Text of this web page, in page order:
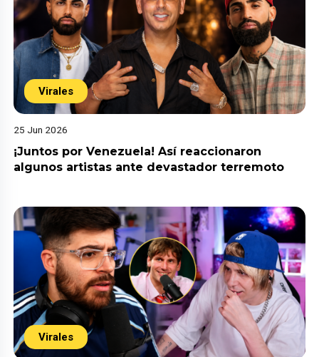
Virales
25 Jun 2026
¡Juntos por Venezuela! Así reaccionaron
algunos artistas ante devastador terremoto
Virales